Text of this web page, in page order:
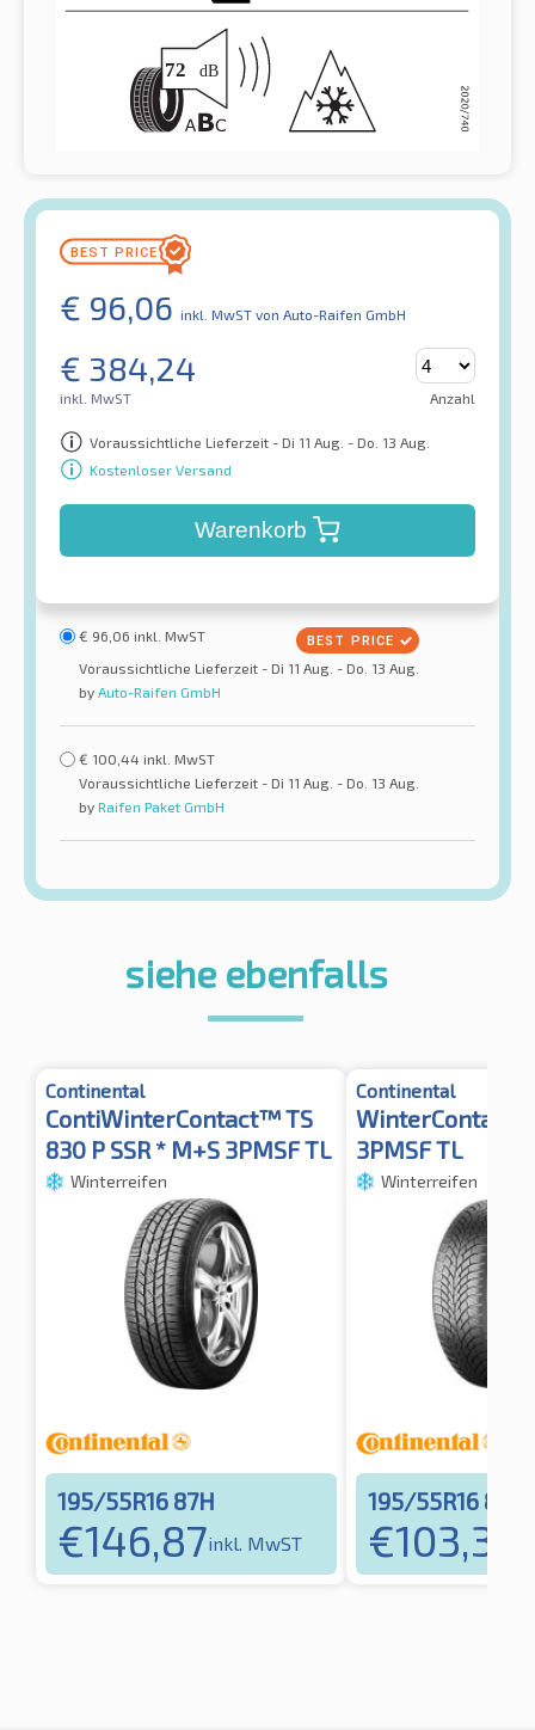
€ 96,06 inkl. MwST von Auto-Raifen GmbH
€ 384,24
inkl. MwST Anzahl
Voraussichtliche Lieferzeit - Di 11 Aug. - Do. 13 Aug.
Kostenloser Versand
Warenkorb
€ 96,06 inkl. MwST
Voraussichtliche Lieferzeit - Di 11 Aug. - Do. 13 Aug.
by Auto-Raifen GmbH
€ 100,44 inkl. MwST
Voraussichtliche Lieferzeit - Di 11 Aug. - Do. 13 Aug.
by Raifen Paket GmbH
siehe ebenfalls
Continental
ContiWinterContact™ TS
830 P SSR * M+S 3PMSF TL
Winterreifen
195/55R16 87H
€146,87inkl. MwST
Continental
WinterContact
3PMSF TL
Winterreifen
195/55R16 87H
€103,36